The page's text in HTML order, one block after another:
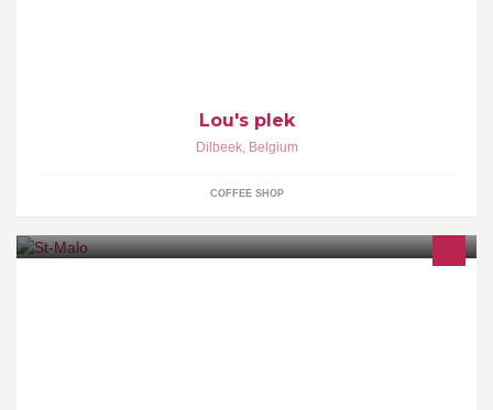
Lou's plek
Dilbeek, Belgium
COFFEE SHOP